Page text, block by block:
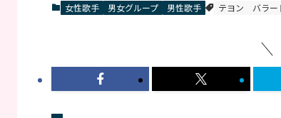
女性歌手 男女グループ 男性歌手 テヨン バラー